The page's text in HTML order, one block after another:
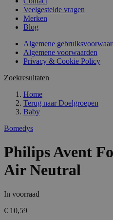
Veelgestelde vragen
Merken
Blog
Algemene
Algemene voorwaarden
Privacy & Cookie Policy
Zoekresultaten
Home
Terug naar Doelgroepen
Baby
Bomedys
Philips Avent
Air Neutral
In voorraad
€ 10,59